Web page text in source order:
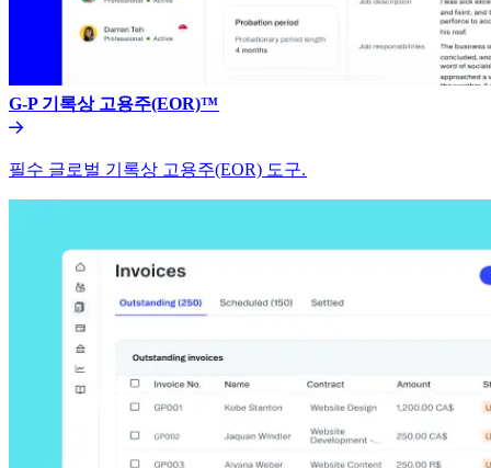
G-P 기록상 고용주(EOR)™​​
필수 글로벌 기록상 고용주(EOR) 도구.​​